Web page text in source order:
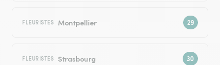
FLEURISTES Montpellier
FLEURISTES Strasbourg